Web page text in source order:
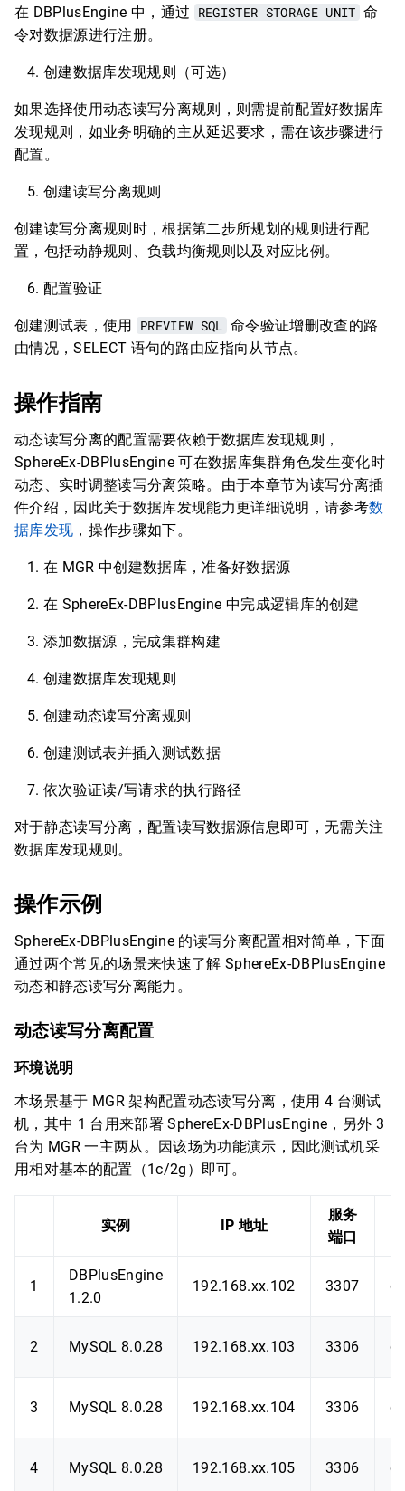
在 DBPlusEngine 中，通过 REGISTER STORAGE UNIT 命
令对数据源进行注册。
创建数据库发现规则（可选）
如果选择使用动态读写分离规则，则需提前配置好数据库
发现规则，如业务明确的主从延迟要求，需在该步骤进行
配置。
创建读写分离规则
创建读写分离规则时，根据第二步所规划的规则进行配
置，包括动静规则、负载均衡规则以及对应比例。
配置验证
创建测试表，使用 PREVIEW SQL 命令验证增删改查的路
由情况，SELECT 语句的路由应指向从节点。
操作指南
动态读写分离的配置需要依赖于数据库发现规则，
SphereEx-DBPlusEngine 可在数据库集群角色发生变化时
动态、实时调整读写分离策略。由于本章节为读写分离插
件介绍，因此关于数据库发现能力更详细说明，请参考数
据库发现 ，操作步骤如下。
在 MGR 中创建数据库，准备好数据源
在 SphereEx-DBPlusEngine 中完成逻辑库的创建
添加数据源，完成集群构建
创建数据库发现规则
创建动态读写分离规则
创建测试表并插入测试数据
依次验证读/写请求的执行路径
对于静态读写分离，配置读写数据源信息即可，无需关注
数据库发现规则。
操作示例
SphereEx-DBPlusEngine 的读写分离配置相对简单，下面
通过两个常见的场景来快速了解 SphereEx-DBPlusEngine
动态和静态读写分离能力。
动态读写分离配置
环境说明
本场景基于 MGR 架构配置动态读写分离，使用 4 台测试
机，其中 1 台用来部署 SphereEx-DBPlusEngine，另外 3
台为 MGR 一主两从。因该场为功能演示，因此测试机采
用相对基本的配置（1c/2g）即可。
实例 IP 地址
服务
端口
1
DBPlusEngine
1.2.0
192.168.xx.102 3307
2 MySQL 8.0.28 192.168.xx.103 3306
3 MySQL 8.0.28 192.168.xx.104 3306
4 MySQL 8.0.28 192.168.xx.105 3306